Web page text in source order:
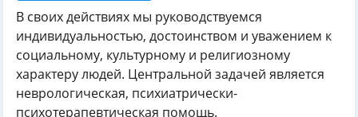
В своих действиях мы руководствуемся
индивидуальностью, достоинством и уважением к
социальному, культурному и религиозному
характеру людей. Центральной задачей является
неврологическая, психиатрически-
психотерапевтическая помощь.